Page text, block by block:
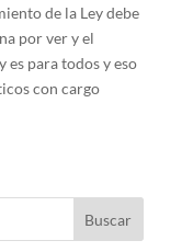
de la Ley debe
por ver y el
es para todos y eso
con cargo